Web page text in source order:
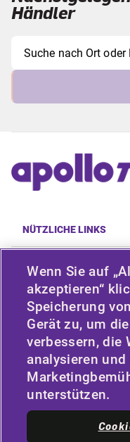
Händler
NÜTZLICHE LINKS
RICHTLINIE
UNTERNEHMEN
BLEIBEN SIE IN
Facebook
Wenn Sie auf
akzeptieren“
Speicherung
Gerät zu, um
verbessern, die
analysieren und
unterstützen.